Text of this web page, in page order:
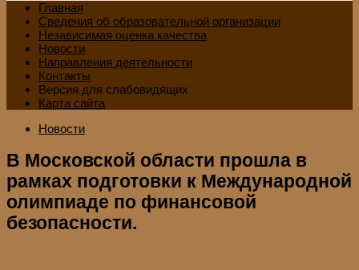
Главная
Сведения об образовательной организации
Независимая оценка качества
Новости
Направления деятельности
Контакты
Версия для слабовидящих
Карта сайта
Новости
В Московской области прошла в
рамках подготовки к Международной
олимпиаде по финансовой
безопасности.